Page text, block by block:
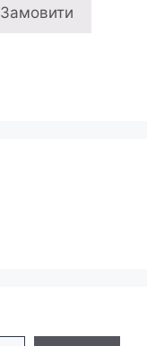
3
Замовити